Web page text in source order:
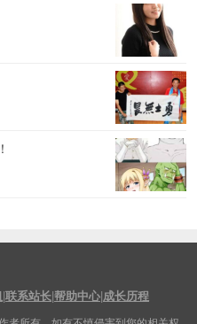
|联系站长|帮助中心|成长历程